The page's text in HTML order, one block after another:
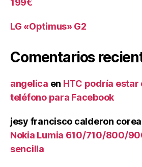
199€
LG «Optimus» G2
Comentarios
angelica en HTC podría
teléfono para Facebook
jesy francisco calderon corea
Nokia Lumia 610/710/800/
sencilla